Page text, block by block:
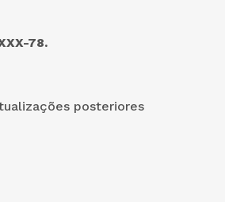
78.
posteriores